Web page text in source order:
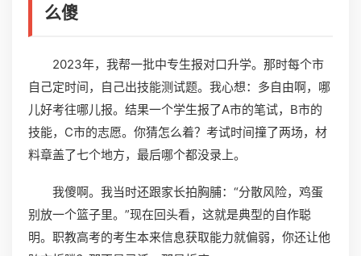
么傻
2023年，我帮一批中专生报对口升学。那时每个市
自己定时间，自己出技能测试题。我心想：多自由啊，哪
儿好考往哪儿报。结果一个学生报了A市的笔试，B市的
技能，C市的志愿。你猜怎么着？考试时间撞了两场，材
料章盖了七个地方，最后哪个都没录上。
我傻啊。我当时还跟家长拍胸脯：“分散风险，鸡蛋
别放一个篮子里。”现在回头看，这就是典型的自作聪
明。职教高考的考生本来信息获取能力就偏弱，你还让他